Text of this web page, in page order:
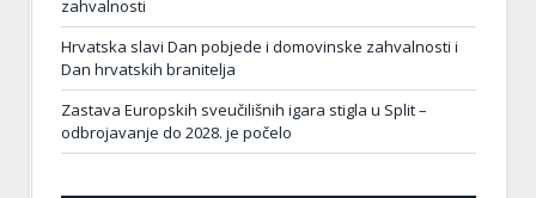
zahvalnosti
Hrvatska slavi Dan pobjede i domovinske zahvalnosti i
Dan hrvatskih branitelja
Zastava Europskih sveučilišnih igara stigla u Split –
odbrojavanje do 2028. je počelo